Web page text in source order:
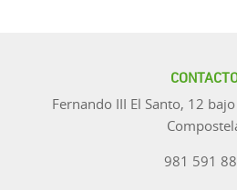
Fernando III El Santo, 12
981 591